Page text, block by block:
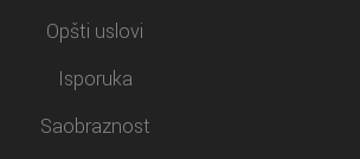
Opšti uslovi
Isporuka
Saobraznost